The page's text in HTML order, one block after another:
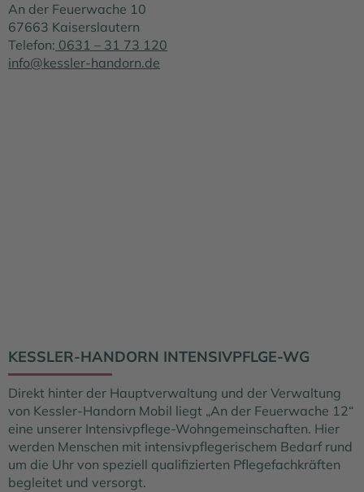
An der Feuerwache 10
67663 Kaiserslautern
Telefon: 0631 – 31 73 120
info@kessler-handorn.de
KESSLER-HANDORN INTENSIVPFLGE-WG
Direkt hinter der Hauptverwaltung und der Verwaltung
von Kessler-Handorn Mobil liegt „An der Feuerwache 12“
eine unserer Intensivpflege-Wohngemeinschaften. Hier
werden Menschen mit intensivpflegerischem Bedarf rund
um die Uhr von speziell qualifizierten Pflegefachkräften
begleitet und versorgt.